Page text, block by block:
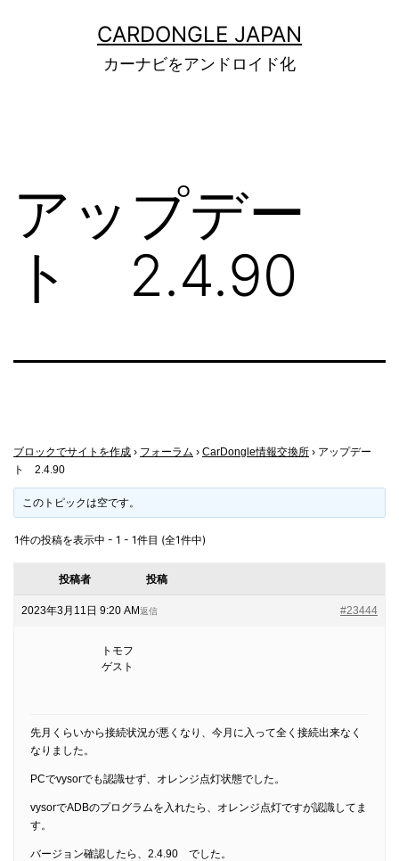
CARDONGLE JAPAN
カーナビをアンドロイド化
アップデー
ト 2.4.90
ブロックでサイトを作成 › フォーラム › CarDongle情報交換所 › アップデー
ト 2.4.90
このトピックは空です。
1件の投稿を表示中 - 1 - 1件目 (全1件中)
投稿者 投稿
2023年3月11日 9:20 AM #23444
返信
トモフ
ゲスト
先月くらいから接続状況が悪くなり、今月に入って全く接続出来なく
なりました。
PCでvysorでも認識せず、オレンジ点灯状態でした。
vysorでADBのプログラムを入れたら、オレンジ点灯ですが認識してま
す。
バージョン確認したら、2.4.90 でした。